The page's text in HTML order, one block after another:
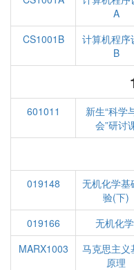
A
CS1001B
计算机程序
B
601011
新生“科学
会”研讨
019148
无机化学基
验(下)
019166 无机化
MARX1003
马克思主义
原理